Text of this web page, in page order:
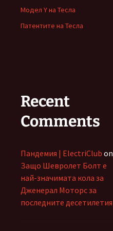
Модел Y на Тесла
Патентите на Тесла
Recent
Comments
Пандемия | ElectriClub on
Защо Шевролет Болт е
най-значимата кола за
Дженерал Моторс за
последните десетилетия